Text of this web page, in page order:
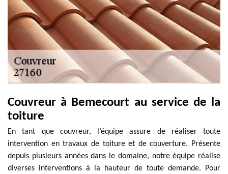
Couvreur à Bemecourt au service de la
toiture
En tant que couvreur, l’équipe assure de réaliser toute
intervention en travaux de toiture et de couverture. Présente
depuis plusieurs années dans le domaine, notre équipe réalise
diverses interventions à la hauteur de toute demande. Pour